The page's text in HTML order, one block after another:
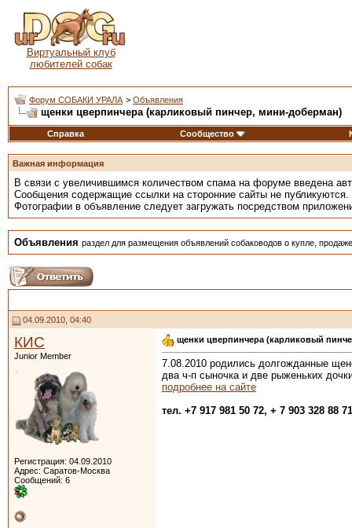
Виртуальный клуб
любителей собак
Форум СОБАКИ УРАЛА > Объявления
щенки цверпинчера (карликовый пинчер, мини-доберман)
Справка Сообщество
Важная информация
В связи с увеличившимся количеством спама на форуме введена
Сообщения содержащие ссылки на сторонние сайты не публикуются.
Фотографии в объявление следует загружать посредством
Объявления раздел для размещения объявлений собаководов о купле,
04.09.2010, 04:40
КИС
Junior Member
Регистрация: 04.09.2010
Адрес: Саратов-Москва
Сообщений: 6
щенки цверпинчера (карликовый
7.08.2010 родились долгожданные
два ч-п сыночка и две рыженьких
подробнее на сайте
тел. +7 917 981 50 72, + 7 903 328 88 71